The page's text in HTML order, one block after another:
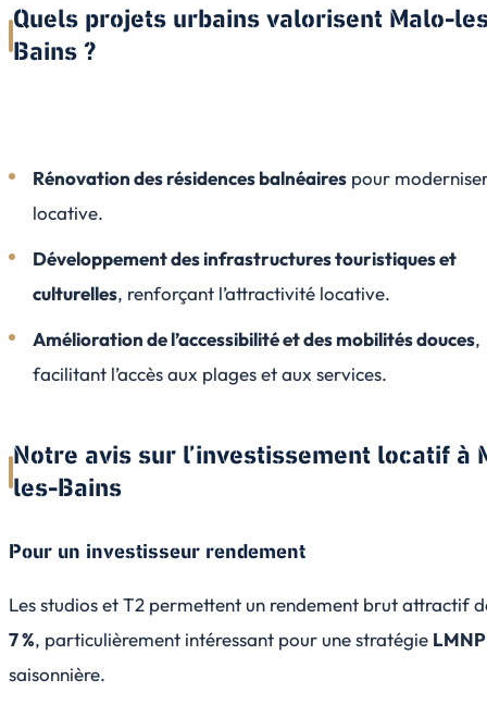
Quels projets urbains valorisent Malo-
Bains ?
Rénovation des résidences balnéaires pour
locative.
Développement des infrastructures touristiques et
culturelles, renforçant l’attractivité locative.
Amélioration de l’accessibilité et des mobilités douces,
facilitant l’accès aux plages et aux services.
Notre avis sur l’investissement locatif à
les-Bains
Pour un investisseur rendement
Les studios et T2 permettent un rendement brut attractif
7 %, particulièrement intéressant pour une stratégie LMNP
saisonnière.